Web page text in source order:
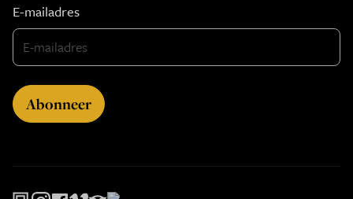
E-mailadres